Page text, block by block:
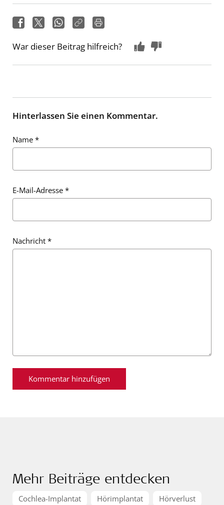
War dieser Beitrag hilfreich?
Hinterlassen Sie einen Kommentar.
Name *
E-Mail-Adresse *
Nachricht *
Mehr Beiträge entdecken
Cochlea-Implantat Hörimplantat
Hörverlust